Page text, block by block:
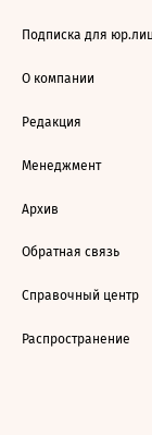
Подписка для
О компании
Редакция
Менеджмент
Архив
Обратная связь
Справочный центр
Распространение